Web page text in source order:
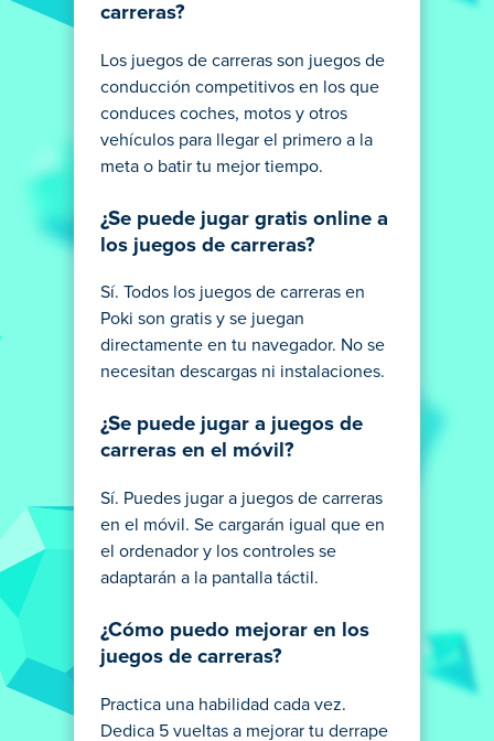
carreras?
Los juegos de carreras son juegos de
conducción competitivos en los que
conduces coches, motos y otros
vehículos para llegar el primero a la
meta o batir tu mejor tiempo.
¿Se puede jugar gratis online a
los juegos de carreras?
Sí. Todos los juegos de carreras en
Poki son gratis y se juegan
directamente en tu navegador. No se
necesitan descargas ni instalaciones.
¿Se puede jugar a juegos de
carreras en el móvil?
Sí. Puedes jugar a juegos de carreras
en el móvil. Se cargarán igual que en
el ordenador y los controles se
adaptarán a la pantalla táctil.
¿Cómo puedo mejorar en los
juegos de carreras?
Practica una habilidad cada vez.
Dedica 5 vueltas a mejorar tu derrape